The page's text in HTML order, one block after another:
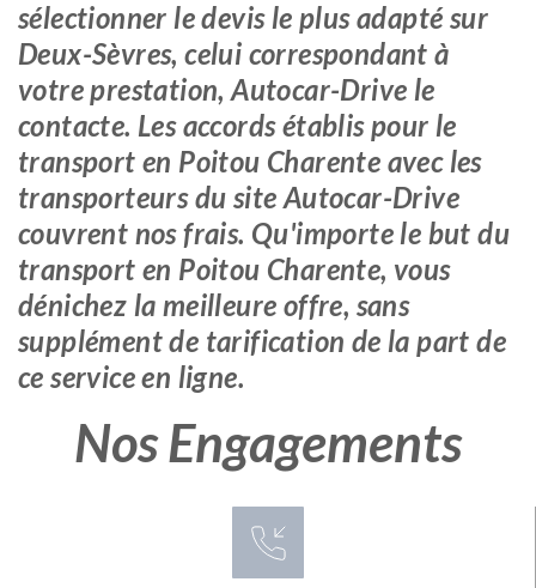
sélectionner le devis le plus adapté sur
Deux-Sèvres, celui correspondant à
votre prestation, Autocar-Drive le
contacte. Les accords établis pour le
transport en Poitou Charente avec les
transporteurs du site Autocar-Drive
couvrent nos frais. Qu'importe le but du
transport en Poitou Charente, vous
dénichez la meilleure offre, sans
supplément de tarification de la part de
ce service en ligne.
Nos Engagements